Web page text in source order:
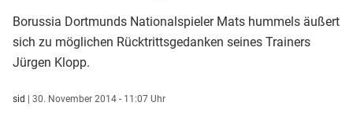
Borussia Dortmunds Nationalspieler Mats hummels äußert
sich zu möglichen Rücktrittsgedanken seines Trainers
Jürgen Klopp.
sid | 30. November 2014 - 11:07 Uhr